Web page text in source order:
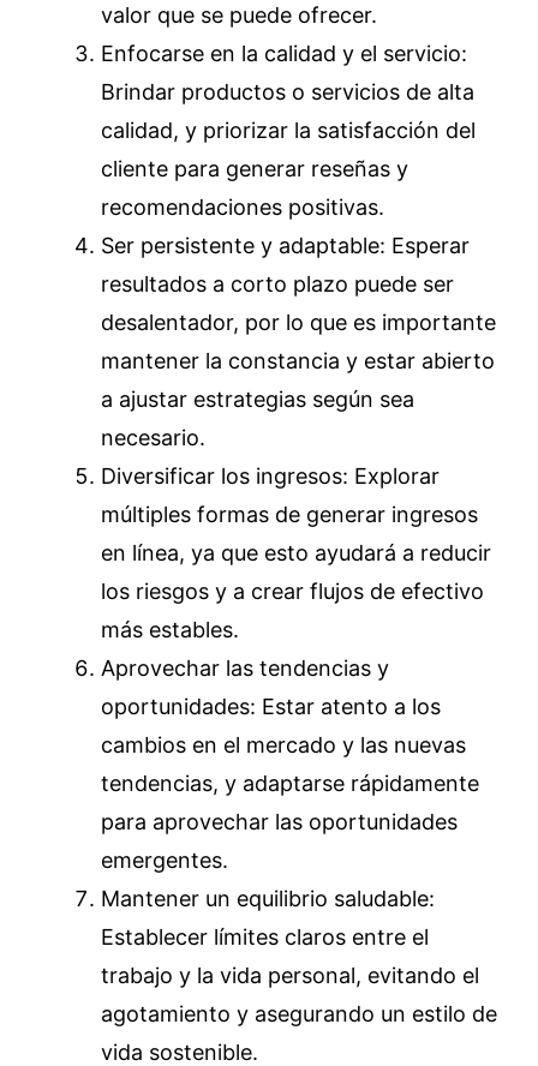
valor que se puede ofrecer.
Enfocarse en la calidad y el servicio:
Brindar productos o servicios de alta
calidad, y priorizar la satisfacción del
cliente para generar reseñas y
recomendaciones positivas.
Ser persistente y adaptable: Esperar
resultados a corto plazo puede ser
desalentador, por lo que es importante
mantener la constancia y estar abierto
a ajustar estrategias según sea
necesario.
Diversificar los ingresos: Explorar
múltiples formas de generar ingresos
en línea, ya que esto ayudará a reducir
los riesgos y a crear flujos de efectivo
más estables.
Aprovechar las tendencias y
oportunidades: Estar atento a los
cambios en el mercado y las nuevas
tendencias, y adaptarse rápidamente
para aprovechar las oportunidades
emergentes.
Mantener un equilibrio saludable:
Establecer límites claros entre el
trabajo y la vida personal, evitando el
agotamiento y asegurando un estilo de
vida sostenible.